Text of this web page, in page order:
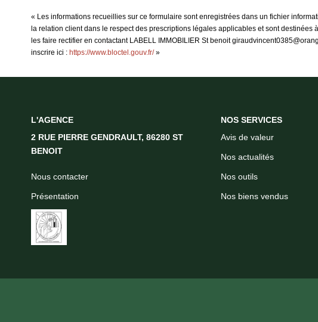
« Les informations recueillies sur ce formulaire sont enregistrées dans un fichier
la relation client dans le respect des prescriptions légales applicables et sont
les faire rectifier en contactant LABELL IMMOBILIER St benoit
inscrire ici : https://www.bloctel.gouv.fr/»
L'AGENCE
2 RUE PIERRE GENDRAULT, 86280 ST
BENOIT
Nous contacter
Présentation
NOS SERVICES
Avis de valeur
Nos actualités
Nos outils
Nos biens vendus